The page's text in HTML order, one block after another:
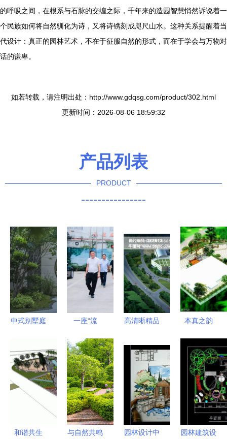
的呼吸之间，在根系与石脉的交缠之际，千年来的造园智慧悄然诉说着一
个民族如何将自然驯化为诗，又将诗镌刻成咫尺山水。这种关系提醒着当
代设计：真正的园林艺术，不在于征服自然的形式，而在于学会与万物对
话的谦卑。
如若转载，请注明出处：http://www.gdqsg.com/product/302.html
更新时间：2026-08-06 18:59:32
产品列表
PRODUCT
----------------
中式别墅庭
的艺术与哲
学
一座“流
太康县驻广
东对外开放
工作站的园
林隐喻
高清晰精品
观设计素材
免费下载指
南
本真之韵
计理念与生
态价值的探
索
和谐共生 与自然共鸣 园林设计中 园林建筑设